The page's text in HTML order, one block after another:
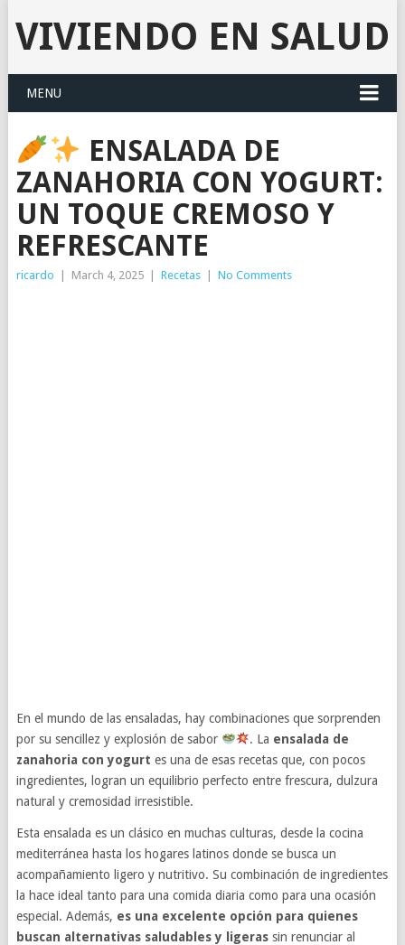
VIVIENDO EN SALUD
MENU
ENSALADA DE
ZANAHORIA CON YOGURT:
UN TOQUE CREMOSO Y
REFRESCANTE
ricardo March 4, 2025 Recetas No Comments
En el mundo de las ensaladas, hay combinaciones que sorprenden
por su sencillez y explosión de sabor
. La ensalada de
zanahoria con yogurt es una de esas recetas que, con pocos
ingredientes, logran un equilibrio perfecto entre frescura, dulzura
natural y cremosidad irresistible.
Esta ensalada es un clásico en muchas culturas, desde la cocina
mediterránea hasta los hogares latinos donde se busca un
acompañamiento ligero y nutritivo. Su combinación de ingredientes
la hace ideal tanto para una comida diaria como para una ocasión
especial. Además, es una excelente opción para quienes
buscan alternativas saludables y ligerassin renunciar al